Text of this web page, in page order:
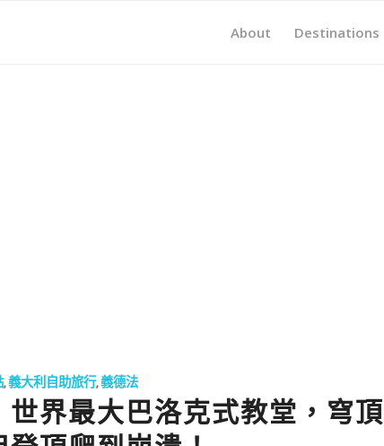
About Destinations
,義大利自助旅行,義德法
界最大巴洛克式教堂，穹頂